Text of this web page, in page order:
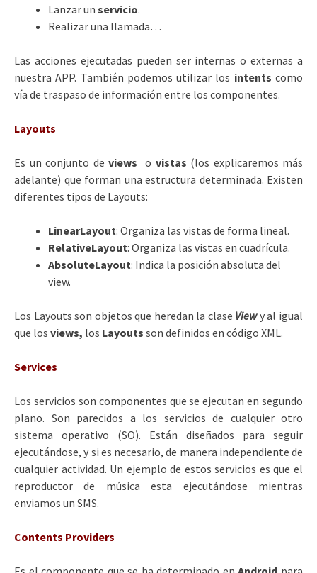
Lanzar un servicio.
Realizar una llamada…
Las acciones ejecutadas pueden ser internas o externas a
nuestra APP. También podemos utilizar los intents como
vía de traspaso de información entre los componentes.
Layouts
Es un conjunto de views o vistas (los explicaremos más
adelante) que forman una estructura determinada. Existen
diferentes tipos de Layouts:
LinearLayout: Organiza las vistas de forma lineal.
RelativeLayout: Organiza las vistas en cuadrícula.
AbsoluteLayout: Indica la posición absoluta del
view.
Los Layouts son objetos que heredan la clase Viewy al igual
que los views, los Layouts son definidos en código XML.
Services
Los servicios son componentes que se ejecutan en segundo
plano. Son parecidos a los servicios de cualquier otro
sistema operativo (SO). Están diseñados para seguir
ejecutándose, y si es necesario, de manera independiente de
cualquier actividad. Un ejemplo de estos servicios es que el
reproductor de música esta ejecutándose mientras
enviamos un SMS.
Contents Providers